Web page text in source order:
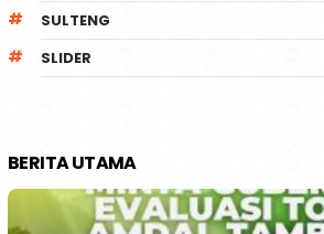
SULTENG
SLIDER
BERITA UTAMA